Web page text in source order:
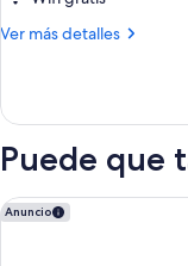
Ver más detalles
Más
cuádruple
Puede que
Anuncio
Grand Hotel Suisse